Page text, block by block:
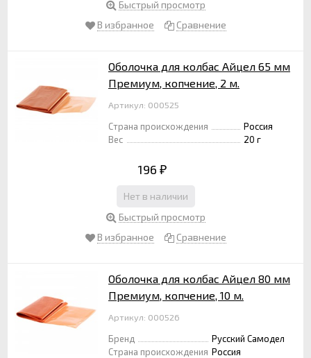
Быстрый просмотр
В избранное
Сравнение
Оболочка для колбас Айцел 65 мм
Премиум, копчение, 2 м.
Артикул: 000525
Страна происхождения
Россия
Вес
20 г
196 ₽
Нет в наличии
Быстрый просмотр
В избранное
Сравнение
Оболочка для колбас Айцел 80 мм
Премиум, копчение, 10 м.
Артикул: 000526
Бренд
Русский Самодел
Страна происхождения Россия